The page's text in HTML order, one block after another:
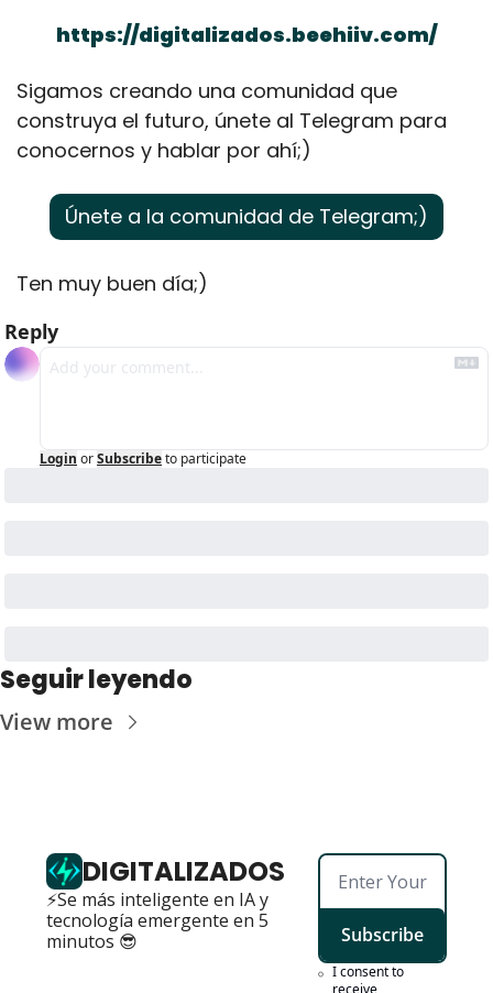
https://digitalizados.beehiiv.com/
Sigamos creando una comunidad que
construya el futuro, únete al Telegram para
conocernos y hablar por ahí;)
Únete a la comunidad de Telegram;)
Ten muy buen día;)
Reply
Login orSubscribeto participate
Seguir leyendo
View more
DIGITALIZADOS
⚡Se más inteligente en IA y
tecnología emergente en 5
minutos 😎
Subscribe
I consent to
receive